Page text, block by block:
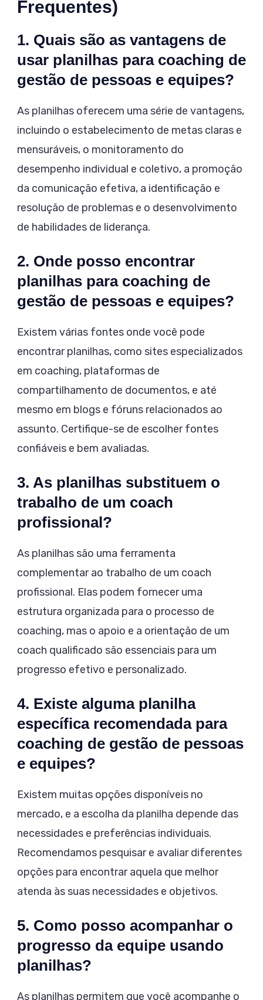
Frequentes)
1. Quais são as vantagens de
usar planilhas para coaching de
gestão de pessoas e equipes?
As planilhas oferecem uma série de vantagens,
incluindo o estabelecimento de metas claras e
mensuráveis, o monitoramento do
desempenho individual e coletivo, a promoção
da comunicação efetiva, a identificação e
resolução de problemas e o desenvolvimento
de habilidades de liderança.
2. Onde posso encontrar
planilhas para coaching de
gestão de pessoas e equipes?
Existem várias fontes onde você pode
encontrar planilhas, como sites especializados
em coaching, plataformas de
compartilhamento de documentos, e até
mesmo em blogs e fóruns relacionados ao
assunto. Certifique-se de escolher fontes
confiáveis e bem avaliadas.
3. As planilhas substituem o
trabalho de um coach
profissional?
As planilhas são uma ferramenta
complementar ao trabalho de um coach
profissional. Elas podem fornecer uma
estrutura organizada para o processo de
coaching, mas o apoio e a orientação de um
coach qualificado são essenciais para um
progresso efetivo e personalizado.
4. Existe alguma planilha
específica recomendada para
coaching de gestão de pessoas
e equipes?
Existem muitas opções disponíveis no
mercado, e a escolha da planilha depende das
necessidades e preferências individuais.
Recomendamos pesquisar e avaliar diferentes
opções para encontrar aquela que melhor
atenda às suas necessidades e objetivos.
5. Como posso acompanhar o
progresso da equipe usando
planilhas?
As planilhas permitem que você acompanhe o